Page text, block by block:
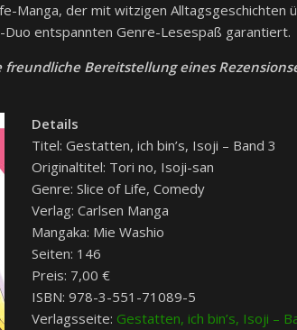
Manga, der mit witzigen Alltagsgeschichten
entspannten Genre-Lesespaß garantiert.
Bereitstellung eines
Details
Titel: Gestatten, ich bin’s, Isoji – Band 3
Originaltitel: Tori no, Isoji-san
Genre: Slice of Life, Comedy
Verlag: Carlsen Manga
Mangaka: Mie Washio
Seiten: 146
Preis: 7,00 €
ISBN: 978-3-551-71089-5
Verlagsseite: Gestatten, ich bin’s, Isoji –